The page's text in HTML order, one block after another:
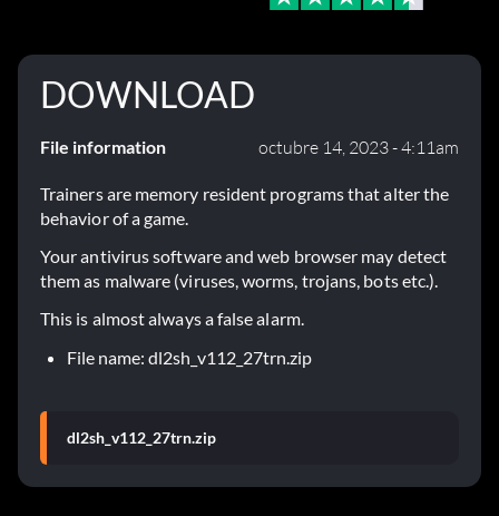
DOWNLOAD
File information octubre 14, 2023 - 4:11am
Trainers are memory resident programs that alter the
behavior of a game.
Your antivirus software and web browser may detect
them as malware (viruses, worms, trojans, bots etc.).
This is almost always a false alarm.
File name: dl2sh_v112_27trn.zip
dl2sh_v112_27trn.zip